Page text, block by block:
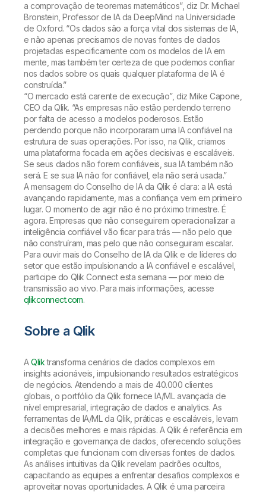
a comprovação de teoremas matemáticos”, diz Dr. Michael
Bronstein, Professor de IA da DeepMind na Universidade
de Oxford. “Os dados são a força vital dos sistemas de IA,
e não apenas precisamos de novas fontes de dados
projetadas especificamente com os modelos de IA em
mente, mas também ter certeza de que podemos confiar
nos dados sobre os quais qualquer plataforma de IA é
construída.”
“O mercado está carente de execução”, diz Mike Capone,
CEO da Qlik. “As empresas não estão perdendo terreno
por falta de acesso a modelos poderosos. Estão
perdendo porque não incorporaram uma IA confiável na
estrutura de suas operações. Por isso, na Qlik, criamos
uma plataforma focada em ações decisivas e escaláveis.
Se seus dados não forem confiáveis, sua IA também não
será. E se sua IA não for confiável, ela não será usada.”
A mensagem do Conselho de IA da Qlik é clara: a IA está
avançando rapidamente, mas a confiança vem em primeiro
lugar. O momento de agir não é no próximo trimestre. É
agora. Empresas que não conseguirem operacionalizar a
inteligência confiável vão ficar para trás — não pelo que
não construíram, mas pelo que não conseguiram escalar.
Para ouvir mais do Conselho de IA da Qlik e de líderes do
setor que estão impulsionando a IA confiável e escalável,
participe do Qlik Connect esta semana — por meio de
transmissão ao vivo. Para mais informações, acesse
qlikconnect.com.
Sobre a Qlik
AQliktransforma cenários de dados complexos em
insights acionáveis, impulsionando resultados estratégicos
de negócios. Atendendo a mais de 40.000 clientes
globais, o portfólio da Qlik fornece IA/ML avançada de
nível empresarial, integração de dados e analytics. As
ferramentas de IA/ML da Qlik, práticas e escaláveis, levam
a decisões melhores e mais rápidas. A Qlik é referência em
integração e governança de dados, oferecendo soluções
completas que funcionam com diversas fontes de dados.
As análises intuitivas da Qlik revelam padrões ocultos,
capacitando as equipes a enfrentar desafios complexos e
aproveitar novas oportunidades. A Qlik é uma parceira